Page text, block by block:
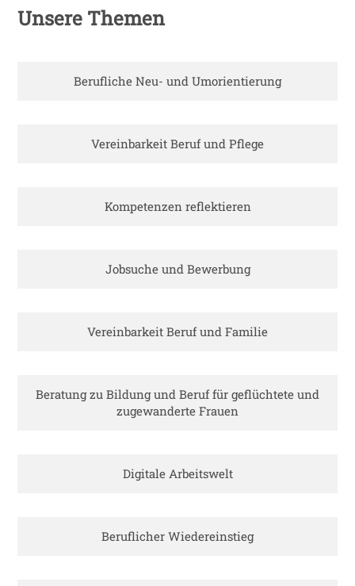
Unsere Themen
Berufliche Neu- und Umorientierung
Vereinbarkeit Beruf und Pflege
Kompetenzen reflektieren
Jobsuche und Bewerbung
Vereinbarkeit Beruf und Familie
Beratung zu Bildung und Beruf für geflüchtete und
zugewanderte Frauen
Digitale Arbeitswelt
Beruflicher Wiedereinstieg